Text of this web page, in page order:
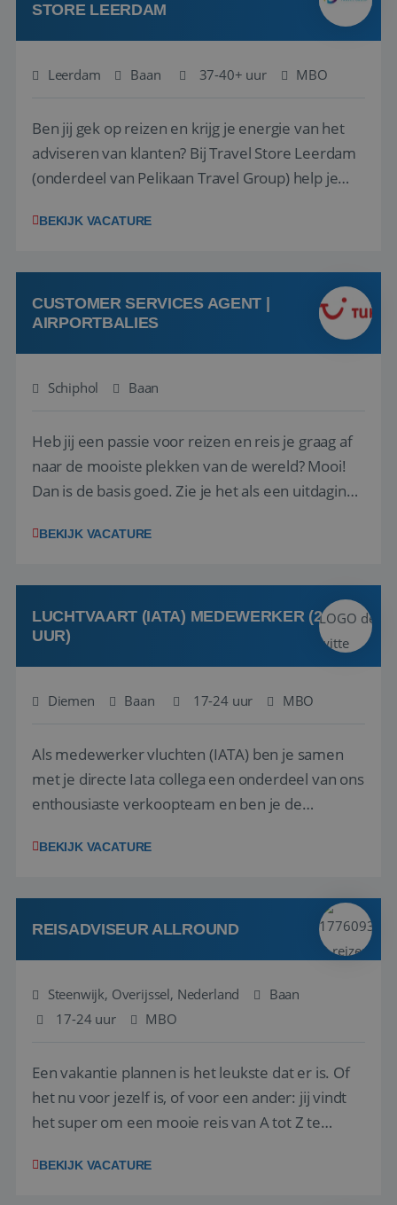
STORE LEERDAM
Leerdam Baan 37-40+ uur MBO
Ben jij gek op reizen en krijg je energie van het
adviseren van klanten? Bij Travel Store Leerdam
(onderdeel van Pelikaan Travel Group) help je
vinden. Samen maken we van elke reis een
hebt in de reisbranche of j...
BEKIJK VACATURE
CUSTOMER SERVICES AGENT |
AIRPORTBALIES
Schiphol Baan
Heb jij een passie voor reizen en reis je graag af
naar de mooiste plekken van de wereld? Mooi!
Dan is de basis goed. Zie je het als een uitdaging
het samenstellen en boeken van de perfecte
deze onderdelen zijn nu samen gevoegd...
BEKIJK VACATURE
LUCHTVAART (IATA) MEDEWERKER (24-32
UUR)
Diemen Baan 17-24 uur MBO
Als medewerker vluchten (IATA) ben je samen
met je directe Iata collega een onderdeel van ons
enthousiaste verkoopteam en ben je de
en tarieven waar je collega’s niet uitkomen.
kwaliteitsbewaking van alles wat met IATA te m...
BEKIJK VACATURE
REISADVISEUR ALLROUND
Steenwijk, Overijssel, Nederland
Baan
17-24 uur
MBO
Een vakantie plannen is het leukste dat er is. Of
het nu voor jezelf is, of voor een ander: jij vindt
het super om een mooie reis van A tot Z te
vakantiegangers de meest prachtige plekjes op
BEKIJK VACATURE